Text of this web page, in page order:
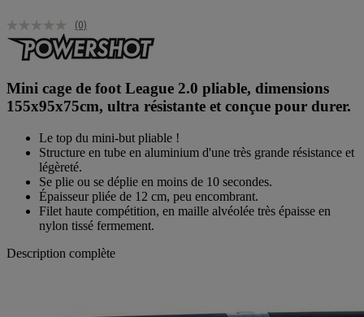
(0)
Mini cage de foot League 2.0 pliable, dimensions
155x95x75cm, ultra résistante et conçue pour durer.
Le top du mini-but pliable !
Structure en tube en aluminium d'une très grande résistance et
légèreté.
Se plie ou se déplie en moins de 10 secondes.
Épaisseur pliée de 12 cm, peu encombrant.
Filet haute compétition, en maille alvéolée très épaisse en
nylon tissé fermement.
Description complète